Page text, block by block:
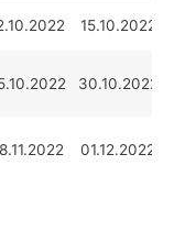
15.10.2022
30.10.2022
01.12.2022